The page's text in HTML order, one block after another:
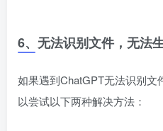
6、无法识别文件，无法
如果遇到ChatGPT无法识别
以尝试以下两种解决方法：